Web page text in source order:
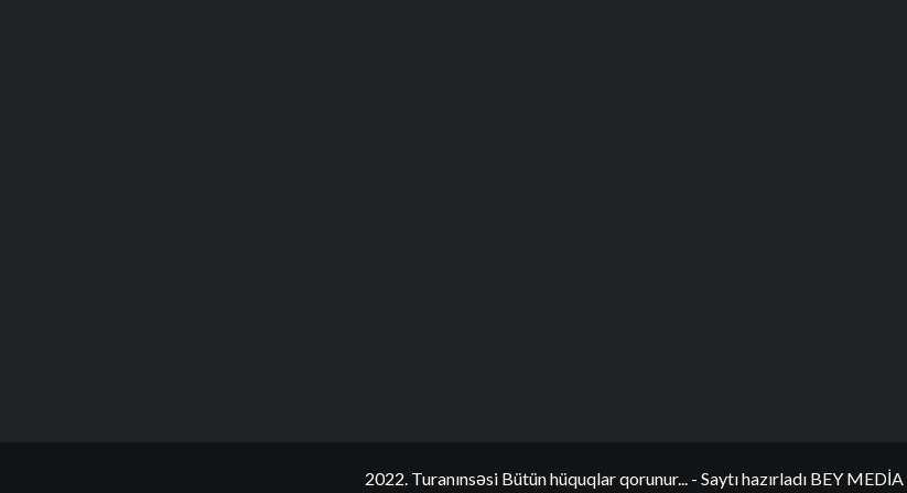
2022. Turanınsəsi Bütün hüquqlar qorunur... - Saytı hazırladı BEY MEDİA